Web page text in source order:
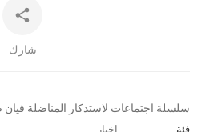
شارك
⁣سلسلة اجتماعات لاستذكار المناضلة فيان
فئة اخبار